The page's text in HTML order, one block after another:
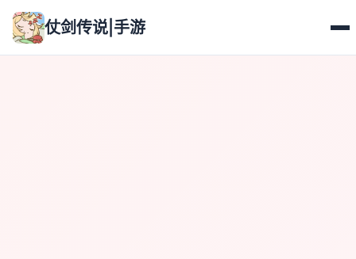
仗剑传说|手游